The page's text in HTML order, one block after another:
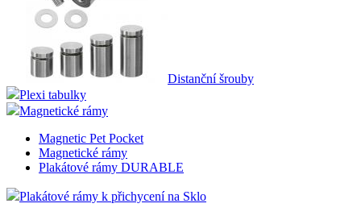
Distanční šrouby
Plexi tabulky
Magnetické rámy
Magnetic Pet Pocket
Magnetické rámy
Plakátové rámy DURABLE
Plakátové rámy k přichycení na Sklo